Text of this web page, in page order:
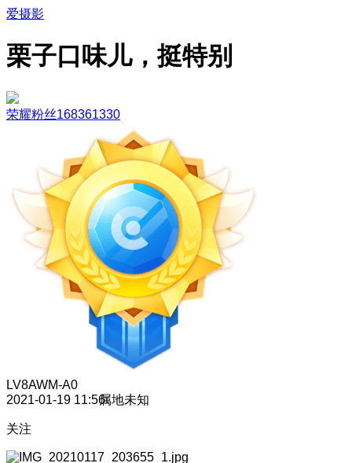
爱摄影
栗子口味儿，挺特别
荣耀粉丝168361330
LV8AWM-A0
2021-01-19 11:56属地未知
关注